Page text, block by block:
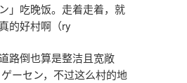
」吃晚饭。走着走着，就
的好村啊（ry
路倒也算是整洁且宽敞
ーセン，不过这么村的地